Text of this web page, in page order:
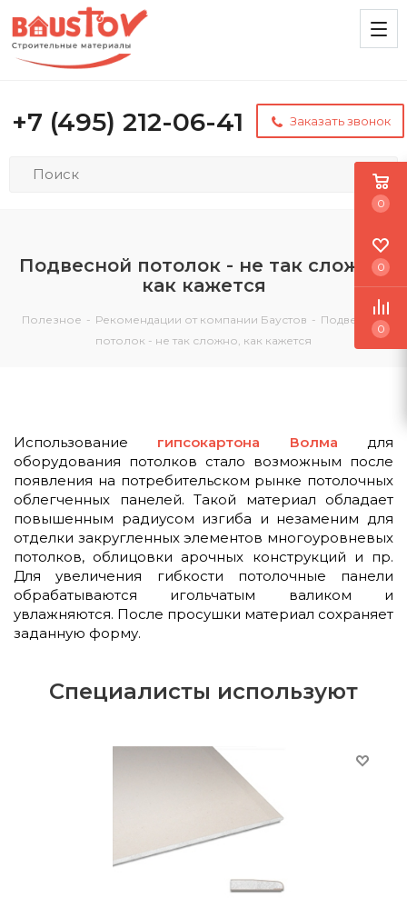
+7 (495) 212-06-41 Заказать звонок
Подвесной потолок - не так сложно,
как кажется
Полезное - Рекомендации от компании Баустов - Подвесной
потолок - не так сложно, как кажется
Использование гипсокартона Волма для
оборудования потолков стало возможным после
появления на потребительском рынке потолочных
облегченных панелей. Такой материал обладает
повышенным радиусом изгиба и незаменим для
отделки закругленных элементов многоуровневых
потолков, облицовки арочных конструкций и пр.
Для увеличения гибкости потолочные панели
обрабатываются игольчатым валиком и
увлажняются. После просушки материал сохраняет
заданную форму.
Специалисты используют
0
0
0